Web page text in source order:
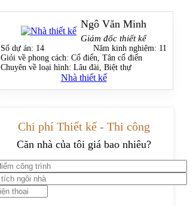
Ngô Văn Minh
Giám đốc thiết kế
Số dự án: 14 Năm kinh nghiệm: 11
Giỏi về phong cách: Cổ điển, Tân cổ điển
Chuyên về loại hình: Lâu đài, Biệt thự
Nhà thiết kế
Chi phí Thiết kế - Thi công
Căn nhà của tôi giá bao nhiêu?